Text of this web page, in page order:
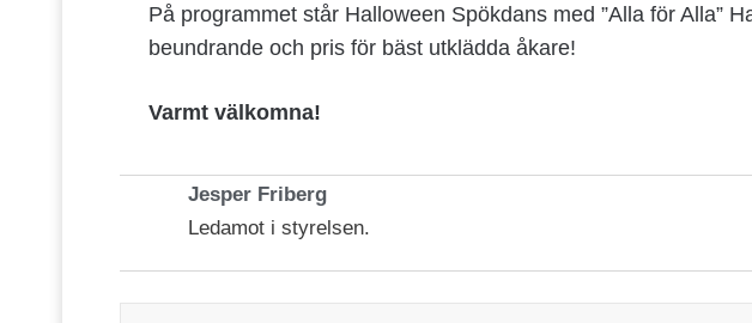
På programmet står Halloween Spökdans med ”Alla för Alla”
beundrande och pris för bäst utklädda åkare!
Varmt välkomna!
Jesper Friberg
Ledamot i styrelsen.